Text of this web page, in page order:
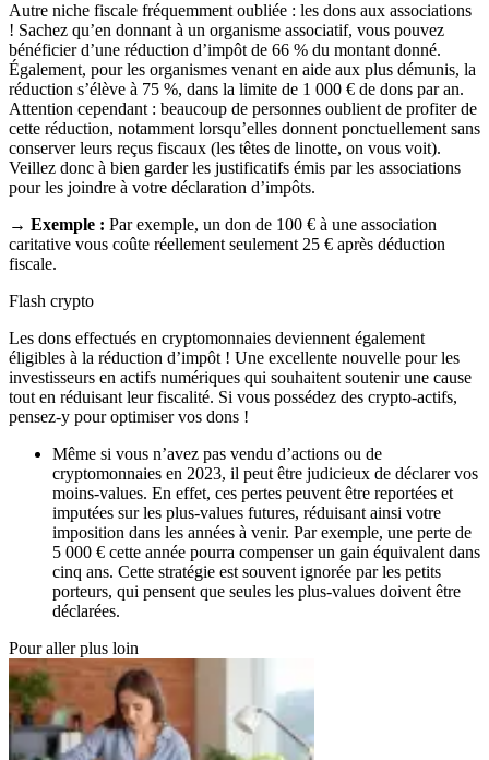
Autre niche fiscale fréquemment oubliée : les dons aux associations
! Sachez qu’en donnant à un organisme associatif, vous pouvez
bénéficier d’une réduction d’impôt de 66 % du montant donné.
Également, pour les organismes venant en aide aux plus démunis, la
réduction s’élève à 75 %, dans la limite de 1 000 € de dons par an.
Attention cependant : beaucoup de personnes oublient de profiter de
cette réduction, notamment lorsqu’elles donnent ponctuellement sans
conserver leurs reçus fiscaux (les têtes de linotte, on vous voit).
Veillez donc à bien garder les justificatifs émis par les associations
pour les joindre à votre déclaration d’impôts.
→ Exemple : Par exemple, un don de 100 € à une association
caritative vous coûte réellement seulement 25 € après déduction
fiscale.
Flash crypto
Les dons effectués en cryptomonnaies deviennent également
éligibles à la réduction d’impôt ! Une excellente nouvelle pour les
investisseurs en actifs numériques qui souhaitent soutenir une cause
tout en réduisant leur fiscalité. Si vous possédez des crypto-actifs,
pensez-y pour optimiser vos dons !
Même si vous n’avez pas vendu d’actions ou de
cryptomonnaies en 2023, il peut être judicieux de déclarer vos
moins-values. En effet, ces pertes peuvent être reportées et
imputées sur les plus-values futures, réduisant ainsi votre
imposition dans les années à venir. Par exemple, une perte de
5 000 € cette année pourra compenser un gain équivalent dans
cinq ans. Cette stratégie est souvent ignorée par les petits
porteurs, qui pensent que seules les plus-values doivent être
déclarées.
Pour aller plus loin